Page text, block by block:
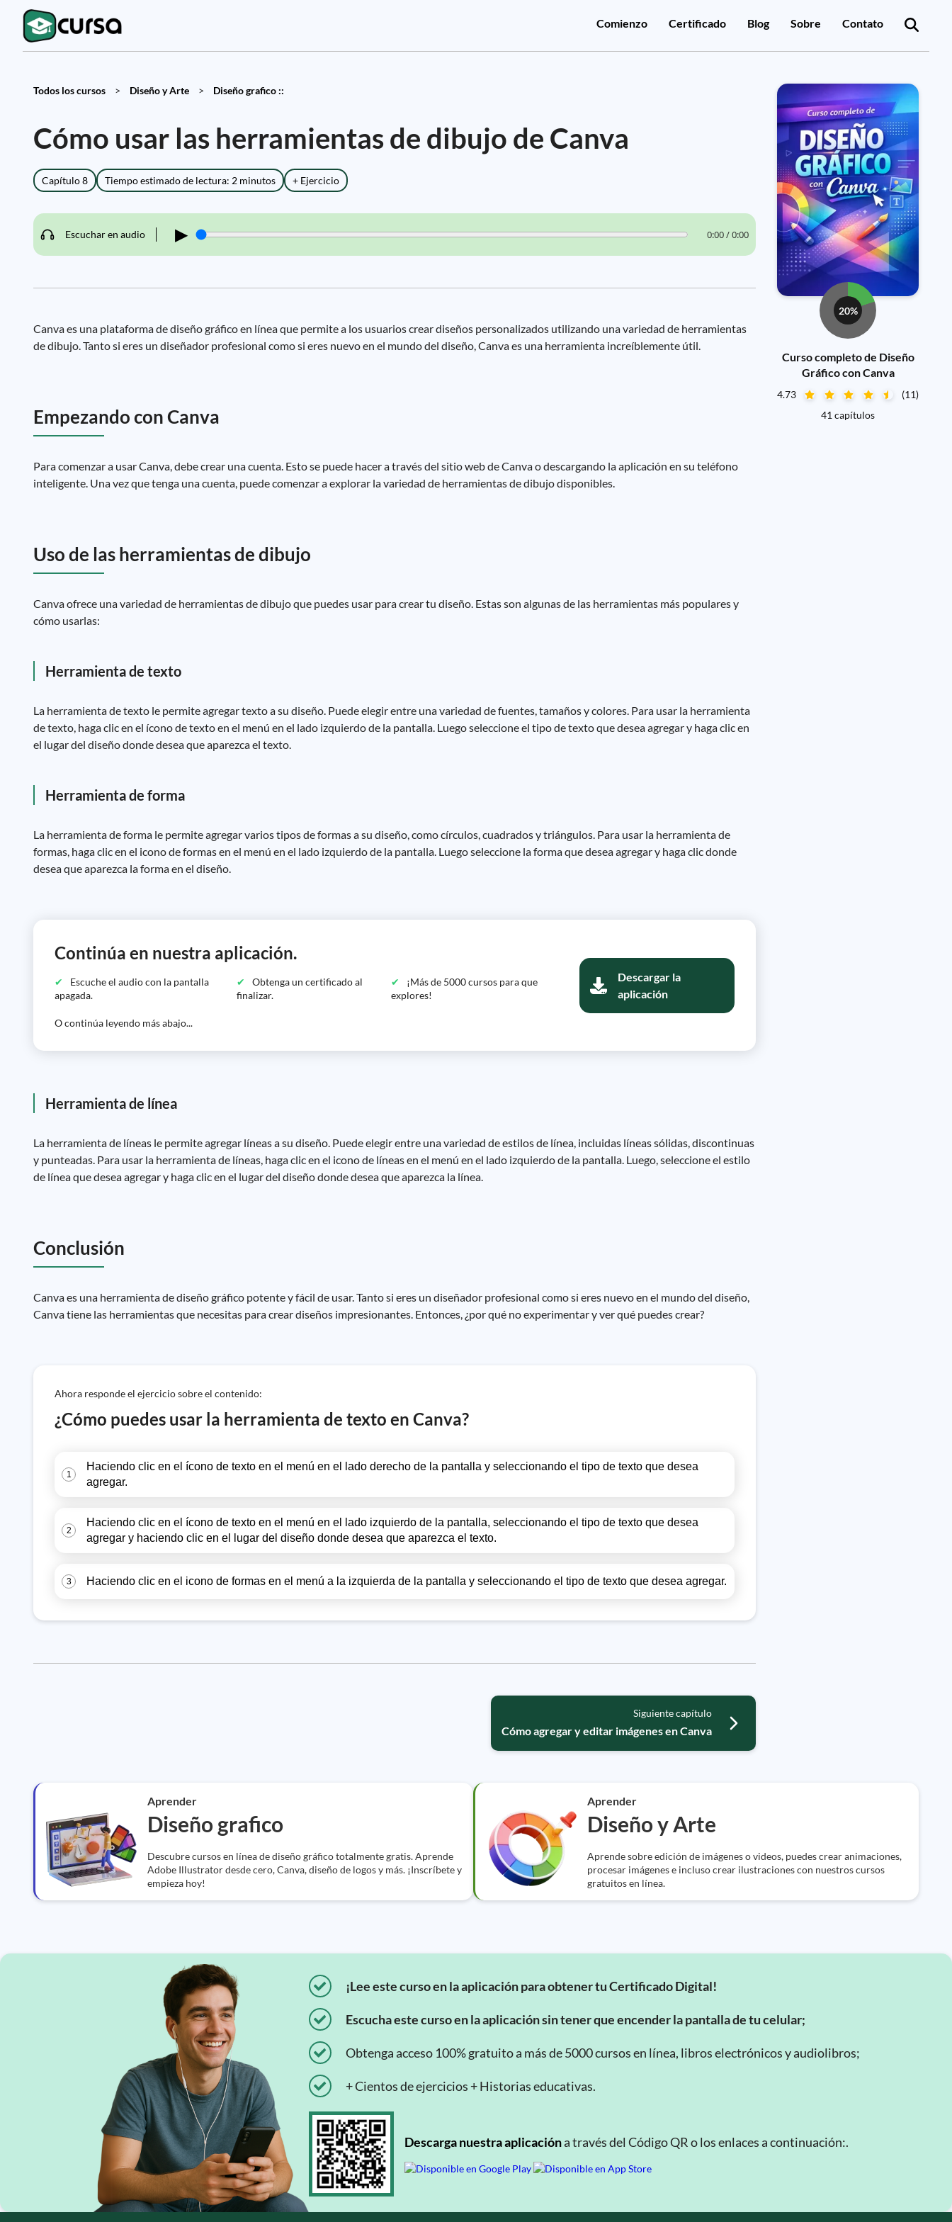
Comienzo Certificado Blog Sobre Contato
Todos los cursos > Diseño y Arte > Diseño grafico ::
Cómo usar las herramientas de dibujo de Canva
Capítulo 8 Tiempo estimado de lectura: 2 minutos + Ejercicio
Escuchar en audio ▶ 0:00 / 0:00
Canva es una plataforma de diseño gráfico en línea que permite a los usuarios crear diseños personalizados utilizando una variedad de herramientas
de dibujo. Tanto si eres un diseñador profesional como si eres nuevo en el mundo del diseño, Canva es una herramienta increíblemente útil.
Empezando con Canva
Para comenzar a usar Canva, debe crear una cuenta. Esto se puede hacer a través del sitio web de Canva o descargando la aplicación en su teléfono
inteligente. Una vez que tenga una cuenta, puede comenzar a explorar la variedad de herramientas de dibujo disponibles.
Uso de las herramientas de dibujo
Canva ofrece una variedad de herramientas de dibujo que puedes usar para crear tu diseño. Estas son algunas de las herramientas más populares y
cómo usarlas:
Herramienta de texto
La herramienta de texto le permite agregar texto a su diseño. Puede elegir entre una variedad de fuentes, tamaños y colores. Para usar la herramienta
de texto, haga clic en el ícono de texto en el menú en el lado izquierdo de la pantalla. Luego seleccione el tipo de texto que desea agregar y haga clic en
el lugar del diseño donde desea que aparezca el texto.
Herramienta de forma
La herramienta de forma le permite agregar varios tipos de formas a su diseño, como círculos, cuadrados y triángulos. Para usar la herramienta de
formas, haga clic en el icono de formas en el menú en el lado izquierdo de la pantalla. Luego seleccione la forma que desea agregar y haga clic donde
desea que aparezca la forma en el diseño.
Continúa en nuestra aplicación.
Escuche el audio con la pantalla
apagada.
Obtenga un certificado al
finalizar.
¡Más de 5000 cursos para que
explores!
O continúa leyendo más abajo...
Descargar la
aplicación
Herramienta de línea
La herramienta de líneas le permite agregar líneas a su diseño. Puede elegir entre una variedad de estilos de línea, incluidas líneas sólidas, discontinuas
y punteadas. Para usar la herramienta de líneas, haga clic en el icono de líneas en el menú en el lado izquierdo de la pantalla. Luego, seleccione el estilo
de línea que desea agregar y haga clic en el lugar del diseño donde desea que aparezca la línea.
Conclusión
Canva es una herramienta de diseño gráfico potente y fácil de usar. Tanto si eres un diseñador profesional como si eres nuevo en el mundo del diseño,
Canva tiene las herramientas que necesitas para crear diseños impresionantes. Entonces, ¿por qué no experimentar y ver qué puedes crear?
Ahora responde el ejercicio sobre el contenido:
¿Cómo puedes usar la herramienta de texto en Canva?
1
Haciendo clic en el ícono de texto en el menú en el lado derecho de la pantalla y seleccionando el tipo de texto que desea
agregar.
2
Haciendo clic en el ícono de texto en el menú en el lado izquierdo de la pantalla, seleccionando el tipo de texto que desea
agregar y haciendo clic en el lugar del diseño donde desea que aparezca el texto.
3 Haciendo clic en el icono de formas en el menú a la izquierda de la pantalla y seleccionando el tipo de texto que desea agregar.
Siguiente capítulo
Cómo agregar y editar imágenes en Canva
20%
Curso completo de Diseño
Gráfico con Canva
4.73
(11)
41 capítulos
Aprender
Diseño grafico
Descubre cursos en línea de diseño gráfico totalmente gratis. Aprende
Adobe Illustrator desde cero, Canva, diseño de logos y más. ¡Inscríbete y
empieza hoy!
Aprender
Diseño y Arte
Aprende sobre edición de imágenes o videos, puedes crear animaciones,
procesar imágenes e incluso crear ilustraciones con nuestros cursos
gratuitos en línea.
¡Lee este curso en la aplicación para obtener tu Certificado Digital!
Escucha este curso en la aplicación sin tener que encender la pantalla de tu celular;
Obtenga acceso 100% gratuito a más de 5000 cursos en línea, libros electrónicos y audiolibros;
+ Cientos de ejercicios + Historias educativas.
Descarga nuestra aplicacióna través del Código QR o los enlaces a continuación:.